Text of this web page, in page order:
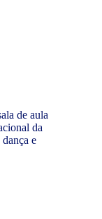
de aula
da
e